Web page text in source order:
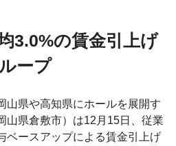
3.0%の賃金引上げ
ープ
山県や高知県にホールを展開す
山県倉敷市）は12月15日、従業
ベースアップによる賃金引上げ